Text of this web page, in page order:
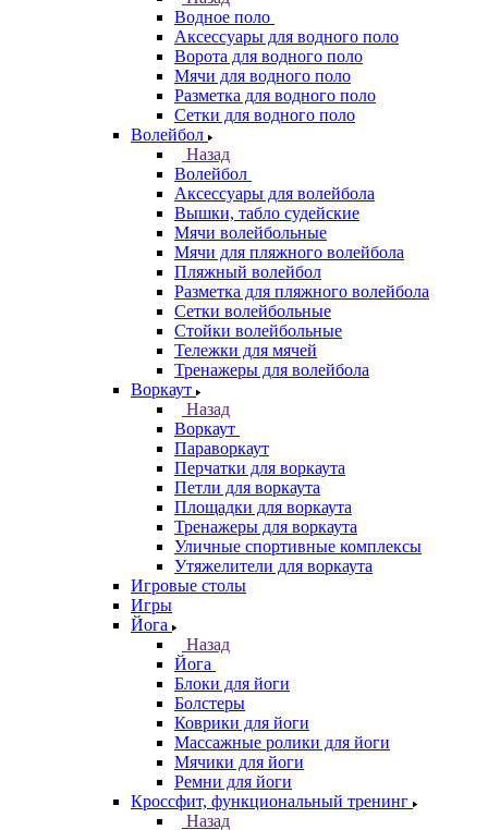
Водное поло
Аксессуары для водного поло
Ворота для водного поло
Мячи для водного поло
Разметка для водного поло
Сетки для водного поло
Волейбол
Назад
Волейбол
Аксессуары для волейбола
Вышки, табло судейские
Мячи волейбольные
Мячи для пляжного волейбола
Пляжный волейбол
Разметка для пляжного волейбола
Сетки волейбольные
Стойки волейбольные
Тележки для мячей
Тренажеры для волейбола
Воркаут
Назад
Воркаут
Параворкаут
Перчатки для воркаута
Петли для воркаута
Площадки для воркаута
Тренажеры для воркаута
Уличные спортивные комплексы
Утяжелители для воркаута
Игровые столы
Игры
Йога
Назад
Йога
Блоки для йоги
Болстеры
Коврики для йоги
Массажные ролики для йоги
Мячики для йоги
Ремни для йоги
Кроссфит, функциональный тренинг
Назад